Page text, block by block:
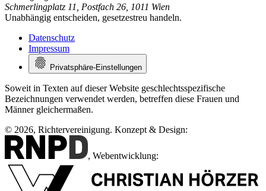
Schmerlingplatz 11
Postfach 26 1011 Wien
Unabhängig entscheiden, gesetzestreu handeln.
Datenschutz
Impressum
Privatsphäre-Einstellungen
Soweit in Texten auf dieser Website geschlechtsspezifische
Bezeichnungen verwendet werden, betreffen diese Frauen und
Männer gleichermaßen.
© 2026, Richtervereinigung. Konzept & Design:
, Webentwicklung: